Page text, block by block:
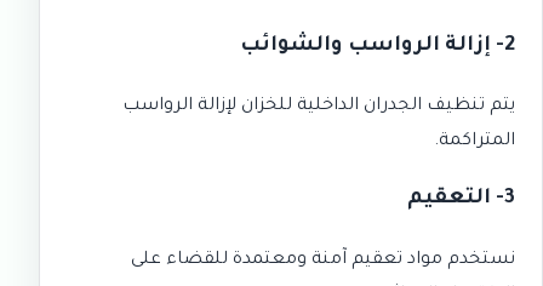
2- إزالة الرواسب والشوائب
يتم تنظيف الجدران الداخلية للخزان لإزالة الرواسب
المتراكمة.
3- التعقيم
نستخدم مواد تعقيم آمنة ومعتمدة للقضاء على